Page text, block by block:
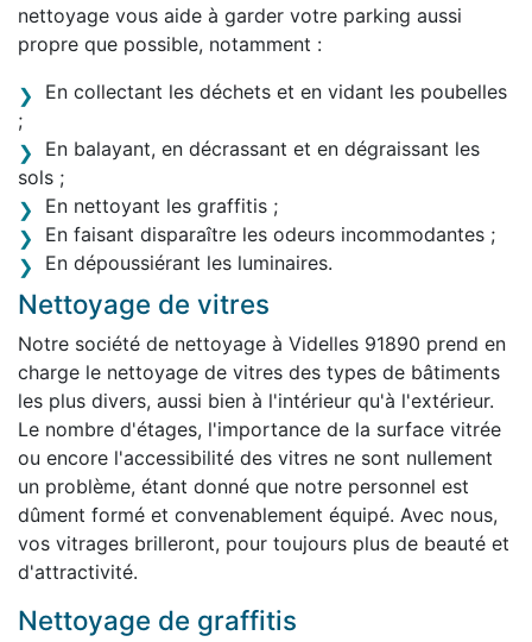
nettoyage vous aide à garder votre parking aussi
propre que possible, notamment :
En collectant les déchets et en vidant les poubelles
;
En balayant, en décrassant et en dégraissant les
sols ;
En nettoyant les graffitis ;
En faisant disparaître les odeurs incommodantes ;
En dépoussiérant les luminaires.
Nettoyage de vitres
Notre société de nettoyage à Videlles 91890 prend en
charge le nettoyage de vitres des types de bâtiments
les plus divers, aussi bien à l'intérieur qu'à l'extérieur.
Le nombre d'étages, l'importance de la surface vitrée
ou encore l'accessibilité des vitres ne sont nullement
un problème, étant donné que notre personnel est
dûment formé et convenablement équipé. Avec nous,
vos vitrages brilleront, pour toujours plus de beauté et
d'attractivité.
Nettoyage de graffitis